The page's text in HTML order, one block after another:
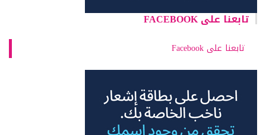
تابعنا على FACEBOOK
تابعنا على Facebook